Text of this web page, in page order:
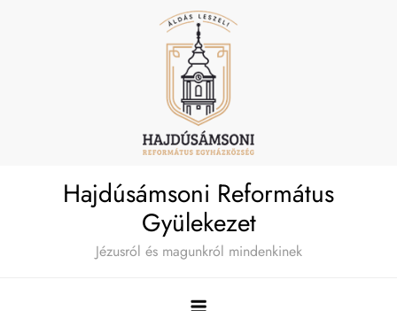
Hajdúsámsoni Református
Gyülekezet
Jézusról és magunkról mindenkinek